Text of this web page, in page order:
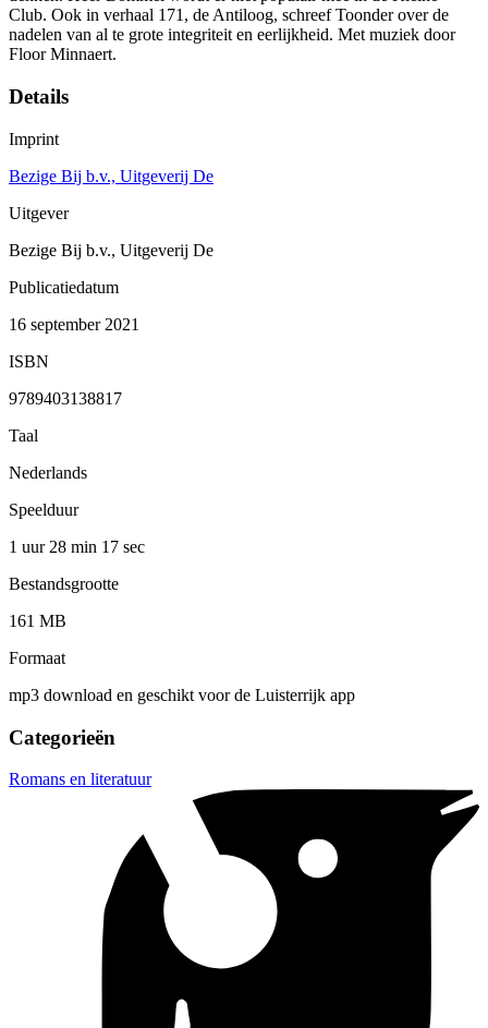
Club. Ook in verhaal 171, de Antiloog, schreef Toonder over de
nadelen van al te grote integriteit en eerlijkheid. Met muziek door
Floor Minnaert.
Details
Imprint
Bezige Bij b.v., Uitgeverij De
Uitgever
Bezige Bij b.v., Uitgeverij De
Publicatiedatum
16 september 2021
ISBN
9789403138817
Taal
Nederlands
Speelduur
1 uur 28 min 17 sec
Bestandsgrootte
161 MB
Formaat
mp3 download en geschikt voor de Luisterrijk app
Categorieën
Romans en literatuur